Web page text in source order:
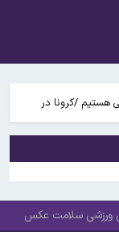
ممنوع است / برخی
هستیم /کرونا در
جلسات با فرماندهان
ممنوع است / برخی
ورزشی سلامت عکس